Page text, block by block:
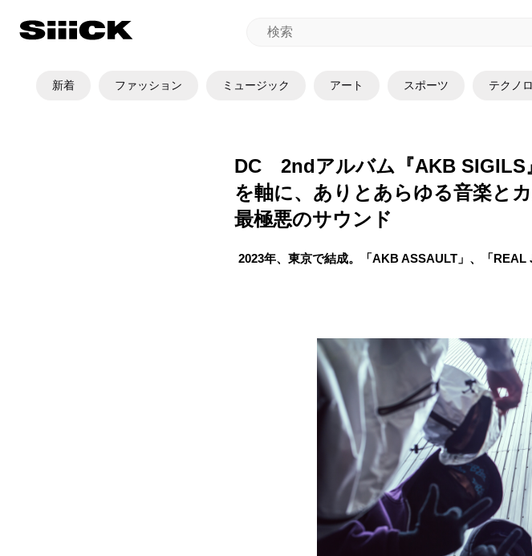
新着 ファッション ミュージック アート スポーツ テクノ
DC 2ndアルバム『AKB SIGILS
を軸に、ありとあらゆる音楽と
最極悪のサウンド
2023年、東京で結成。「AKB ASSAULT」、「REAL